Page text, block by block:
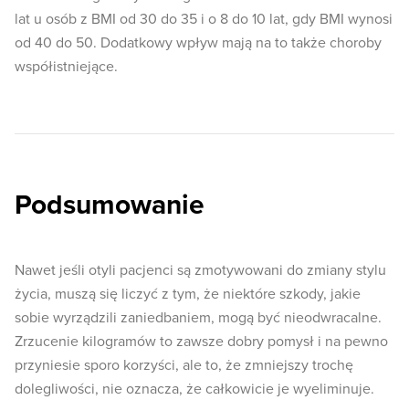
lat u osób z BMI od 30 do 35 i o 8 do 10 lat, gdy BMI wynosi
od 40 do 50. Dodatkowy wpływ mają na to także choroby
współistniejące.
Podsumowanie
Nawet jeśli otyli pacjenci są zmotywowani do zmiany stylu
życia, muszą się liczyć z tym, że niektóre szkody, jakie
sobie wyrządzili zaniedbaniem, mogą być nieodwracalne.
Zrzucenie kilogramów to zawsze dobry pomysł i na pewno
przyniesie sporo korzyści, ale to, że zmniejszy trochę
dolegliwości, nie oznacza, że całkowicie je wyeliminuje.